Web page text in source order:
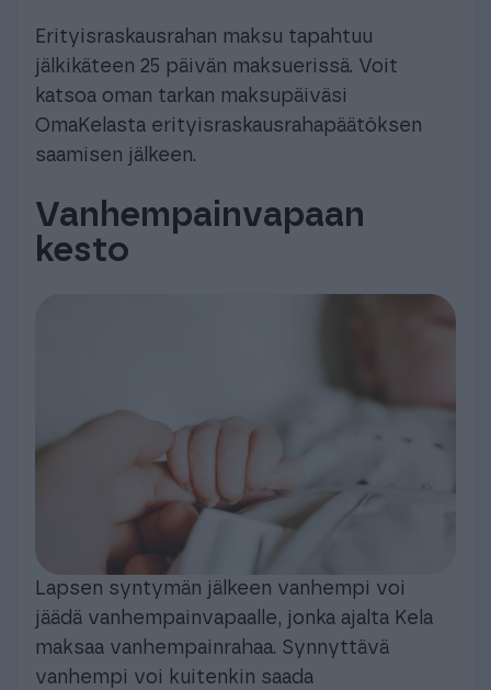
Erityisraskausrahan maksu tapahtuu
jälkikäteen 25 päivän maksuerissä. Voit
katsoa oman tarkan maksupäiväsi
OmaKelasta erityisraskausrahapäätöksen
saamisen jälkeen.
Vanhempainvapaan
kesto
Lapsen syntymän jälkeen vanhempi voi
jäädä vanhempainvapaalle, jonka ajalta Kela
maksaa vanhempainrahaa. Synnyttävä
vanhempi voi kuitenkin saada